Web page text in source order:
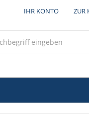
IHR KONTO ZUR